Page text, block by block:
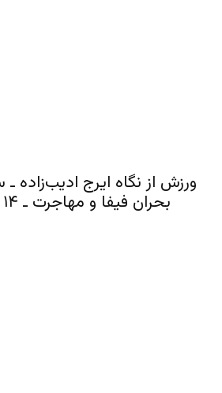
ورزش از نگاه ایرج ادیب‌زاده
بحران فیفا و مهاجرت ـ ۱۴ مرداد / ۵ آگوست